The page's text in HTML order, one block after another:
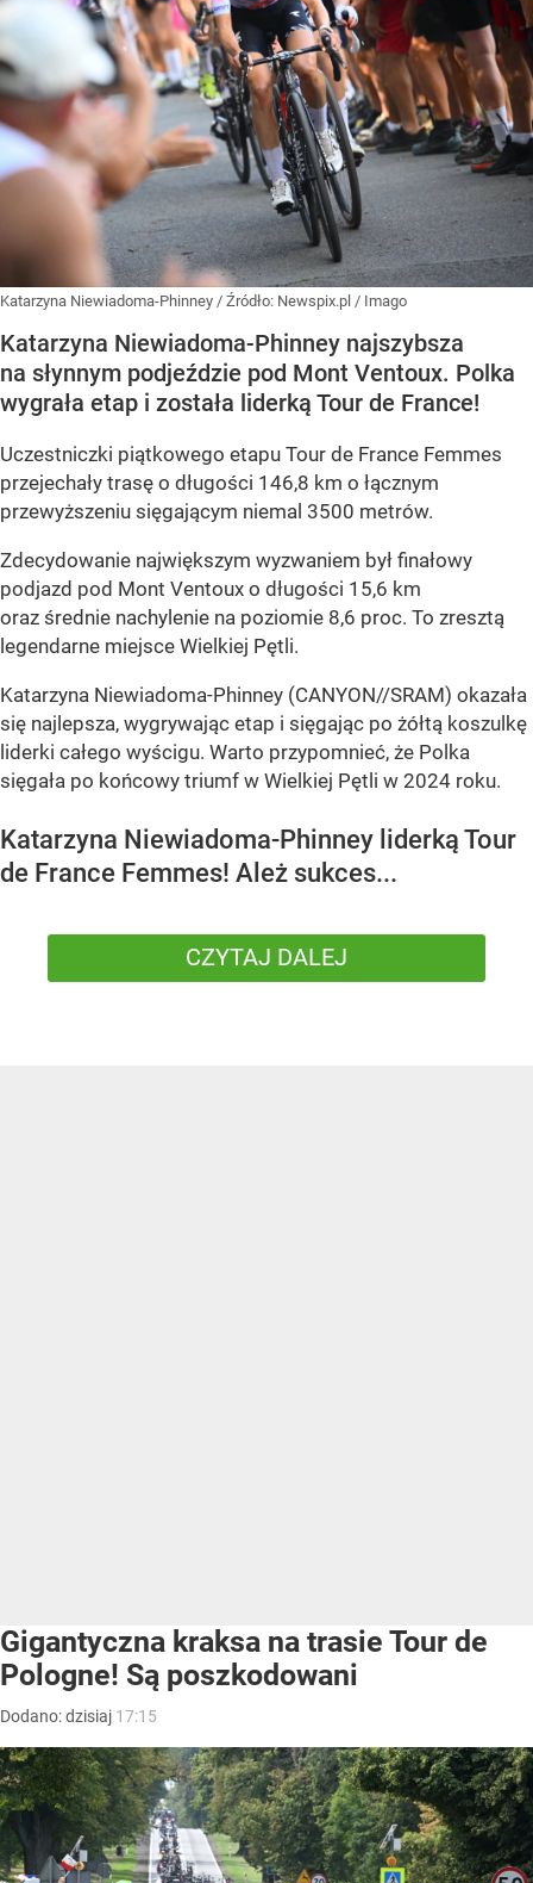
Katarzyna Niewiadoma-Phinney / Źródło: Newspix.pl / Imago
Katarzyna Niewiadoma-Phinney najszybsza
na słynnym podjeździe pod Mont Ventoux. Polka
wygrała etap i została liderką Tour de France!
Uczestniczki piątkowego etapu Tour de France Femmes
przejechały trasę o długości 146,8 km o łącznym
przewyższeniu sięgającym niemal 3500 metrów.
Zdecydowanie największym wyzwaniem był finałowy
podjazd pod Mont Ventoux o długości 15,6 km
oraz średnie nachylenie na poziomie 8,6 proc. To zresztą
legendarne miejsce Wielkiej Pętli.
Katarzyna Niewiadoma-Phinney (CANYON//SRAM) okazała
się najlepsza, wygrywając etap i sięgając po żółtą koszulkę
liderki całego wyścigu. Warto przypomnieć, że Polka
sięgała po końcowy triumf w Wielkiej Pętli w 2024 roku.
Katarzyna Niewiadoma-Phinney liderką Tour
de France Femmes! Ależ sukces...
CZYTAJ DALEJ
Gigantyczna kraksa na trasie Tour de
Pologne! Są poszkodowani
Dodano:dzisiaj 17:15